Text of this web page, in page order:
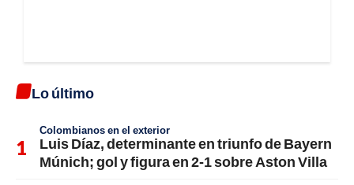
Lo último
Colombianos en el exterior
Luis Díaz, determinante en triunfo de Bayern
Múnich; gol y figura en 2-1 sobre Aston Villa